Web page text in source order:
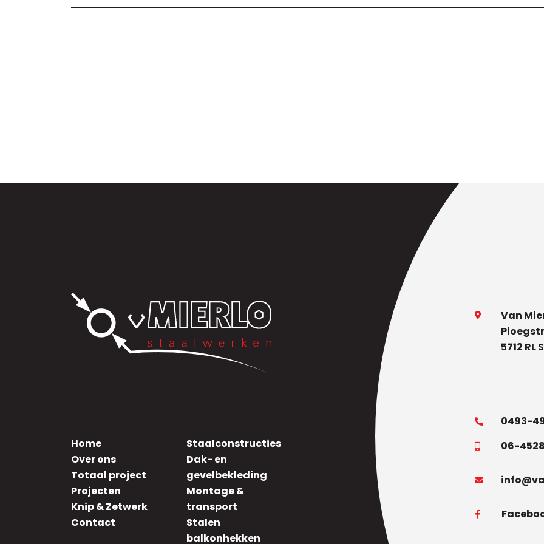
Home
Over ons
Totaal project
Projecten
Knip & Zetwerk
Contact
Staalconstructies
Dak- en
gevelbekleding
Montage &
transport
Stalen
balkonhekken
Van
5712 RL
0493-
06-